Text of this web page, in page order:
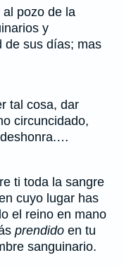
pozo de la
y
de sus días; mas
tal cosa, dar
circuncidado,
ti toda la sangre
cuyo lugar has
el reino en mano
prendido en tu
sanguinario.